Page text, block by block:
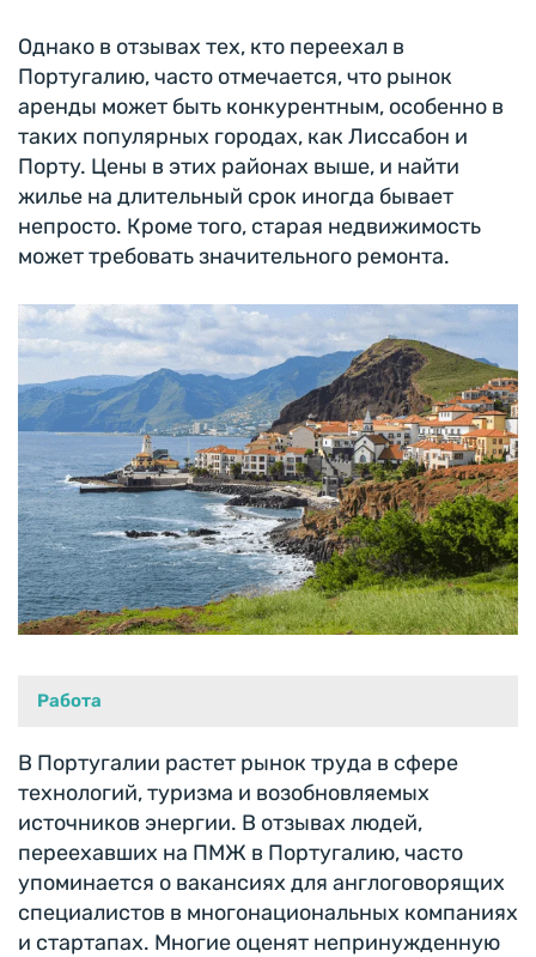
Однако в отзывах тех, кто переехал в
Португалию, часто отмечается, что рынок
аренды может быть конкурентным, особенно в
таких популярных городах, как Лиссабон и
Порту. Цены в этих районах выше, и найти
жилье на длительный срок иногда бывает
непросто. Кроме того, старая недвижимость
может требовать значительного ремонта.
Работа
В Португалии растет рынок труда в сфере
технологий, туризма и возобновляемых
источников энергии. В отзывах людей,
переехавших на ПМЖ в Португалию, часто
упоминается о вакансиях для англоговорящих
специалистов в многонациональных компаниях
и стартапах. Многие оценят непринужденную